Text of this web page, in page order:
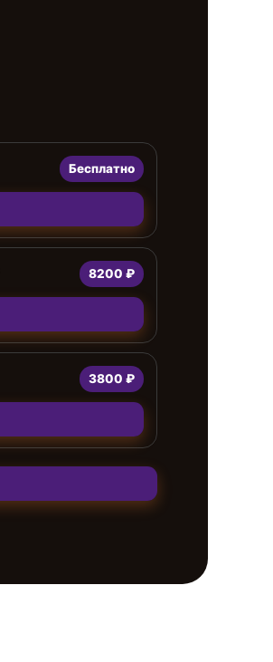
Бесплатно
8200 ₽
3800 ₽